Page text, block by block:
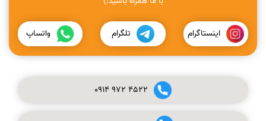
اینستاگرام تلگرام واتساپ
0914972 4522